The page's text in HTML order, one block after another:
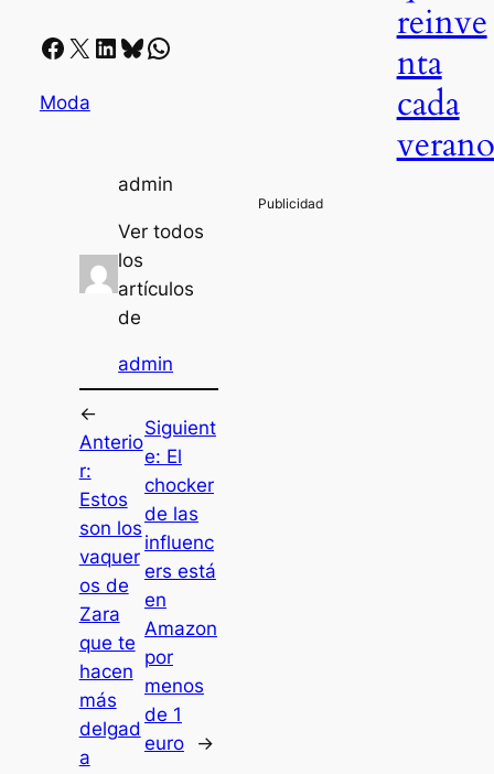
Facebook X LinkedIn Bluesky Whatsapp
Moda
admin
Ver todos
los
artículos
de
admin
←
Anterio
r:
Estos
son los
vaquer
os de
Zara
que te
hacen
más
delgad
a
Siguient
e: El
chocker
de las
influenc
ers está
en
Amazon
por
menos
de 1
euro
→
reinve
nta
cada
verano